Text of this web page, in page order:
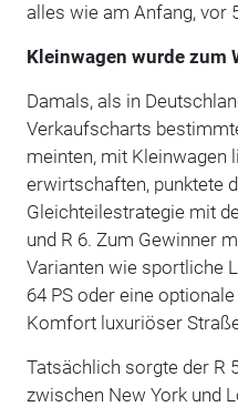
alles wie am Anfang, vor
Kleinwagen wurde zum
Damals, als in
Verkaufscharts
meinten, mit Kleinwagen
erwirtschaften, punktete
Gleichteilestrategie mit
und R 6. Zum Gewinner
Varianten wie sportliche
64 PS oder eine
Komfort luxuriöser
Tatsächlich sorgte der R
zwischen New York und